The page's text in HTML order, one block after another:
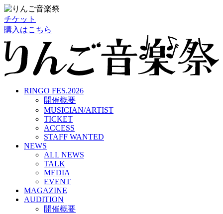
チケット
購入はこちら
RINGO FES.2026
開催概要
MUSICIAN/ARTIST
TICKET
ACCESS
STAFF WANTED
NEWS
ALL NEWS
TALK
MEDIA
EVENT
MAGAZINE
AUDITION
開催概要